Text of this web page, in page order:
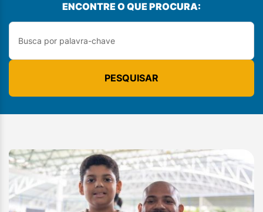
ENCONTRE O QUE PROCURA:
PESQUISAR